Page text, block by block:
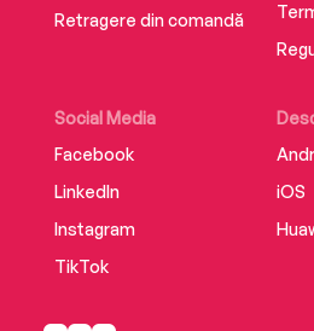
Retragere din comandă
Social Media
Facebook
LinkedIn
Instagram
TikTok
iOS